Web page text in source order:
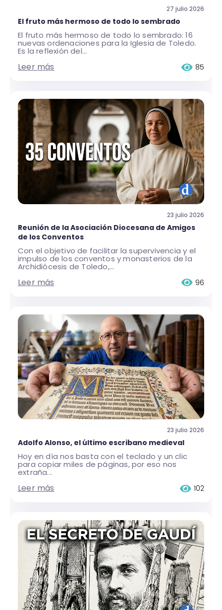
27 julio 2026
El fruto más hermoso de todo lo sembrado
El fruto más hermoso de todo lo sembrado: 16
nuevas ordenaciones para la Iglesia de Toledo.
Es la reflexión del...
Leer más 85
23 julio 2026
Reunión de la Asociación Diocesana de Amigos
de los Conventos
Con el objetivo de facilitar la supervivencia y el
impulso de los conventos y monasterios de la
Archidiócesis de Toledo,...
Leer más 96
23 julio 2026
Adolfo Alonso, el último escribano medieval
Hoy en día nos basta con el teclado y un clic
para copiar miles de páginas, por eso nos
extraña...
Leer más 102